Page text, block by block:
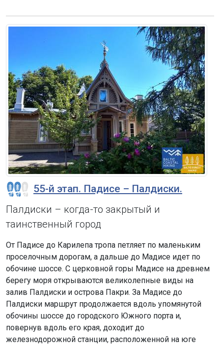
55-й этап. Падисе – Палдиски.
Палдиски – когда-то закрытый и
таинственный город
От Падисе до Карилепа тропа петляет по маленьким
проселочным дорогам, а дальше до Мадисе идет по
обочине шоссе. С церковной горы Мадисе на древнем
берегу моря открываются великолепные виды на
залив Палдиски и острова Пакри. За Мадисе до
Палдиски маршрут продолжается вдоль упомянутой
обочины шоссе до городского Южного порта и,
повернув вдоль его края, доходит до
железнодорожной станции, расположенной на юге